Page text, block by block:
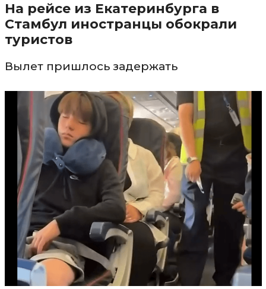
На рейсе из Екатеринбурга в
Стамбул иностранцы обокрали
туристов
Вылет пришлось задержать